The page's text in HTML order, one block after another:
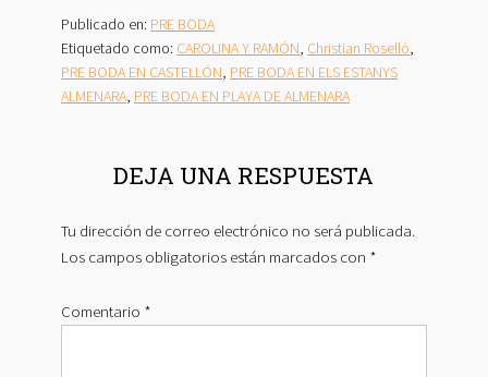
Publicado en: PRE BODA
Etiquetado como: CAROLINA Y RAMÓN Christian Roselló
PRE BODA EN CASTELLÓN PRE BODA EN ELS ESTANYS
ALMENARA, PRE BODA EN PLAYA DE ALMENARA
INTERACCIONES
CON
LOS
LECTORES
DEJA UNA RESPUESTA
Tu dirección de correo electrónico no será publicada.
Los campos obligatorios están marcados con *
Comentario *